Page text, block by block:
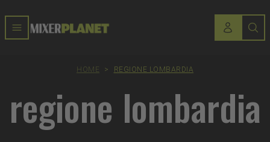
HOME > REGIONE LOMBARDIA
regione lombardia